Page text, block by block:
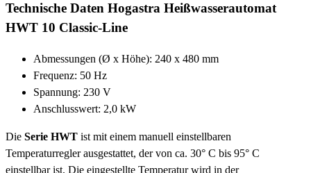
Technische Daten Hogastra Heißwasserautomat
HWT 10 Classic-Line
Abmessungen (Ø x Höhe): 240 x 480 mm
Frequenz: 50 Hz
Spannung: 230 V
Anschlusswert: 2,0 kW
Die Serie HWT ist mit einem manuell einstellbaren
Temperaturregler ausgestattet, der von ca. 30° C bis 95° C
einstellbar ist. Die eingestellte Temperatur wird in der